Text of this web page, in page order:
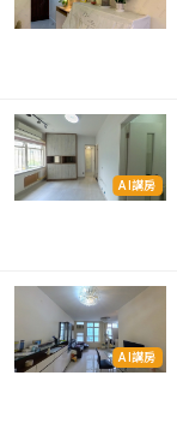
AI講房
AI講房